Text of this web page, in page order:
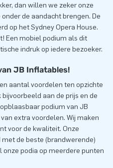
dan willen we zeker onze
de aandacht brengen. De
op het Sydney Opera House.
Een mobiel podium als dit
indruk op iedere bezoeker.
JB Inflatables!
aantal voordelen ten opzichte
aan de prijs en de
podium van JB
extra voordelen. Wij maken
voor de kwaliteit. Onze
de beste (brandwerende)
podia op meerdere punten